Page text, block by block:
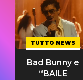
TUTTO NEWS
Bad Bunny e
“BAILE